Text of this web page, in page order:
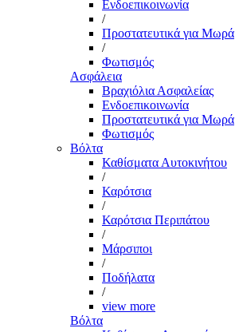
Ενδοεπικοινωνία
/
Προστατευτικά για Μωρά
/
Φωτισμός
Ασφάλεια
Βραχιόλια Ασφαλείας
Ενδοεπικοινωνία
Προστατευτικά για Μωρά
Φωτισμός
Βόλτα
Καθίσματα Αυτοκινήτου
/
Καρότσια
/
Καρότσια Περιπάτου
/
Μάρσιποι
/
Ποδήλατα
/
view more
Βόλτα